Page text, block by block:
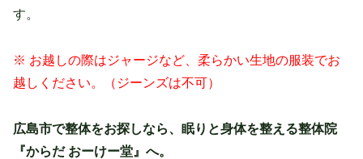
す。
※ お越しの際はジャージなど、柔らかい生地の服装でお
越しください。（ジーンズは不可）
広島市で整体をお探しなら、眠りと身体を整える整体院
『からだ おーけー堂』へ。